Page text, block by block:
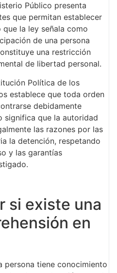
Público presenta
que permitan establecer
la ley señala como
de una persona
una restricción
de libertad personal.
Política de los
establece que toda orden
debidamente
significa que la autoridad
las razones por las
la detención, respetando
y las garantías
si existe una
en
persona tiene conocimiento